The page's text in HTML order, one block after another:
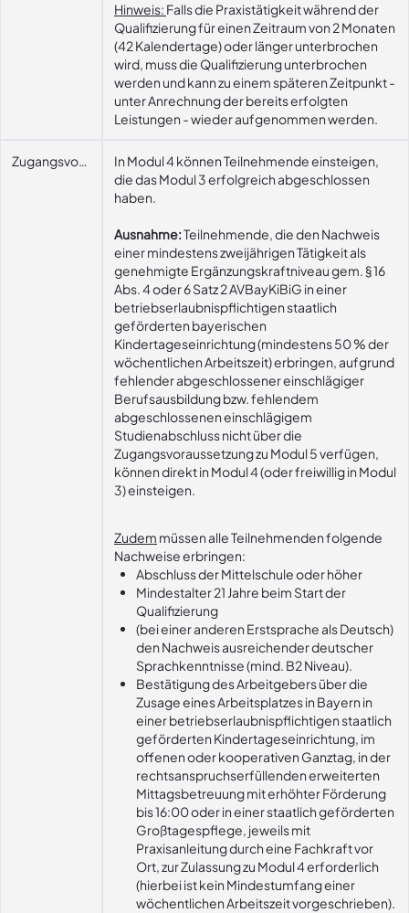
Hinweis: Falls die Praxistätigkeit während der
Qualifizierung für einen Zeitraum von 2 Monaten
(42 Kalendertage) oder länger unterbrochen
wird, muss die Qualifizierung unterbrochen
werden und kann zu einem späteren Zeitpunkt -
unter Anrechnung der bereits erfolgten
Leistungen - wieder aufgenommen werden.
ZugangsvoraussetzungenIn Modul 4 können Teilnehmende einsteigen,
die das Modul 3 erfolgreich abgeschlossen
haben.
Ausnahme:Teilnehmende, die den Nachweis
einer mindestens zweijährigen Tätigkeit als
genehmigte Ergänzungskraftniveau gem. § 16
Abs. 4 oder 6 Satz 2 AVBayKiBiG in einer
betriebserlaubnispflichtigen staatlich
geförderten bayerischen
Kindertageseinrichtung (mindestens 50 % der
wöchentlichen Arbeitszeit) erbringen, aufgrund
fehlender abgeschlossener einschlägiger
Berufsausbildung bzw. fehlendem
abgeschlossenen einschlägigem
Studienabschluss nicht über die
Zugangsvoraussetzung zu Modul 5 verfügen,
können direkt in Modul 4 (oder freiwillig in Modul
3) einsteigen.
Zudem müssen alle Teilnehmenden folgende
Nachweise erbringen:
Abschluss der Mittelschule oder höher
Mindestalter 21 Jahre beim Start der
Qualifizierung
(bei einer anderen Erstsprache als Deutsch)
den Nachweis ausreichender deutscher
Sprachkenntnisse (mind. B2 Niveau).
Bestätigung des Arbeitgebers über die
Zusage eines Arbeitsplatzes in Bayern in
einer betriebserlaubnispflichtigen staatlich
geförderten Kindertageseinrichtung, im
offenen oder kooperativen Ganztag, in der
rechtsanspruchserfüllenden erweiterten
Mittagsbetreuung mit erhöhter Förderung
bis 16:00 oder in einer staatlich geförderten
Großtagespflege, jeweils mit
Praxisanleitung durch eine Fachkraft vor
Ort, zur Zulassung zu Modul 4 erforderlich
(hierbei ist kein Mindestumfang einer
wöchentlichen Arbeitszeit vorgeschrieben).